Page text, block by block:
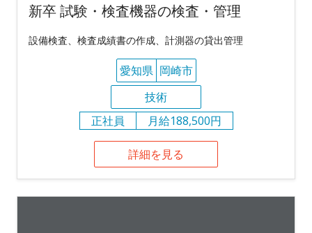
新卒 試験・検査機器の検査・管理
設備検査、検査成績書の作成、計測器の貸出管理
愛知県 岡崎市
技術
正社員
月給188,500円
詳細を見る